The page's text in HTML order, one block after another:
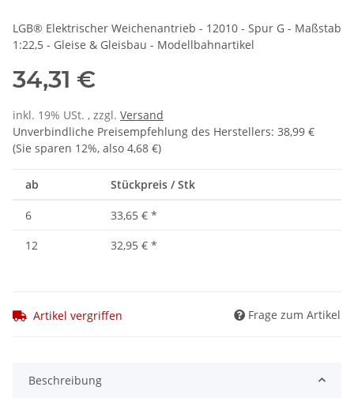
LGB® Elektrischer Weichenantrieb - 12010 - Spur G - Maßstab
1:22,5 - Gleise & Gleisbau - Modellbahnartikel
34,31 €
inkl. 19% USt. , zzgl. Versand
Unverbindliche Preisempfehlung des Herstellers: 38,99 €
(Sie sparen 12%, also 4,68 €)
ab Stückpreis / Stk
6 33,65 € *
12
32,95 € *
Artikel vergriffen Frage zum Artikel
Beschreibung